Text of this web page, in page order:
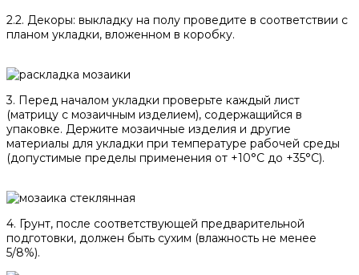
2.2. Декоры: выкладку на полу проведите в соответствии с
планом укладки, вложенном в коробку.
3. Перед началом укладки проверьте каждый лист
(матрицу с мозаичным изделием), содержащийся в
упаковке. Держите мозаичные изделия и другие
материалы для укладки при температуре рабочей среды
(допустимые пределы применения от +10°C до +35°C).
4. Грунт, после соответствующей предварительной
подготовки, должен быть сухим (влажность не менее
5/8%).